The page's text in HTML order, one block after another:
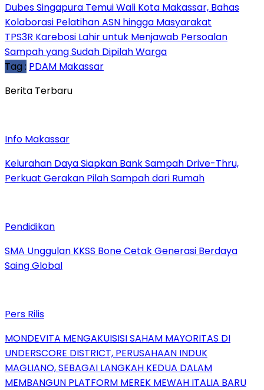
Dubes Singapura Temui Wali Kota Makassar, Bahas
Kolaborasi Pelatihan ASN hingga Masyarakat
TPS3R Karebosi Lahir untuk Menjawab Persoalan
Sampah yang Sudah Dipilah Warga
Tag : PDAM Makassar
Berita Terbaru
Info Makassar
Kelurahan Daya Siapkan Bank Sampah Drive-Thru,
Perkuat Gerakan Pilah Sampah dari Rumah
Pendidikan
SMA Unggulan KKSS Bone Cetak Generasi Berdaya
Saing Global
Pers Rilis
MONDEVITA MENGAKUISISI SAHAM MAYORITAS DI
UNDERSCORE DISTRICT, PERUSAHAAN INDUK
MAGLIANO, SEBAGAI LANGKAH KEDUA DALAM
MEMBANGUN PLATFORM MEREK MEWAH ITALIA BARU